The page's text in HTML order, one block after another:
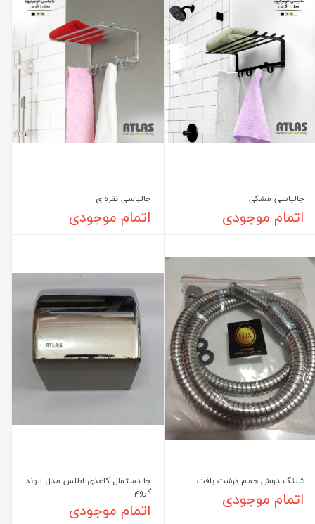
جالباسی مشکی
اتمام موجودی
جالباسی نقره‌ای
اتمام موجودی
شلنگ دوش حمام درشت بافت
اتمام موجودی
جا دستمال کاغذی اطلس مدل الوند
کروم
اتمام موجودی